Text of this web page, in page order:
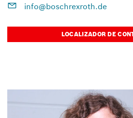
info@boschrexroth.de
LOCALIZADOR DE